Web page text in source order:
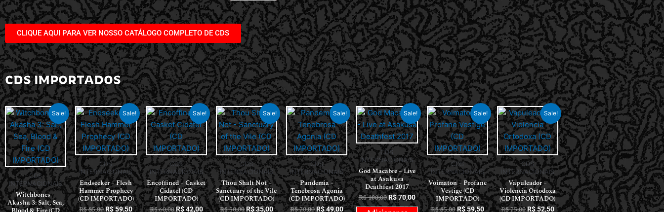
CLIQUE AQUI PARA VER NOSSO CATÁLOGO COMPLETO DE CDS
CDS IMPORTADOS
Sale!
CDS
INTERNACIONAIS
Witchbones –
Akasha 3: Salt, Sea,
Sale!
CDS
INTERNACIONAIS
Endseeker – Flesh
Hammer Prophecy
(CD IMPORTADO)
R$85,00 R$59,50
Sale!
CDS
INTERNACIONAIS
Encoffined – Casket
Cidatel (CD
IMPORTADO)
R$60,00R$42,00
Sale!
CDS
INTERNACIONAIS
Thou Shalt Not –
Sanctuary of the Vile
(CD IMPORTADO)
R$50,00 R$35,00
Sale!
CDS
INTERNACIONAIS
Pandemia –
Tenebrosa Agonia
(CD IMPORTADO)
R$70,00R$49,00
Sale!
CDS
INTERNACIONAIS
God Macabre – Live
at Asakusa
Deathfest 2017
R$100,00R$70,00
Sale!
CDS
INTERNACIONAIS
Voimaton – Profane
Vestige (CD
IMPORTADO)
R$85,00R$59,50
Sale!
CDS
INTERNACIONAIS
Vapuleador –
Violencia Ortodoxa
(CD IMPORTADO)
R$75,00R$52,50